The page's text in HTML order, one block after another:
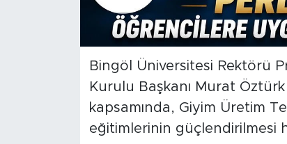
Bingöl Üniversitesi Rektörü
Kurulu Başkanı Murat
kapsamında, Giyim Üretim
eğitimlerinin güçlendirilmesi
Bingöl Kaza Haberleri